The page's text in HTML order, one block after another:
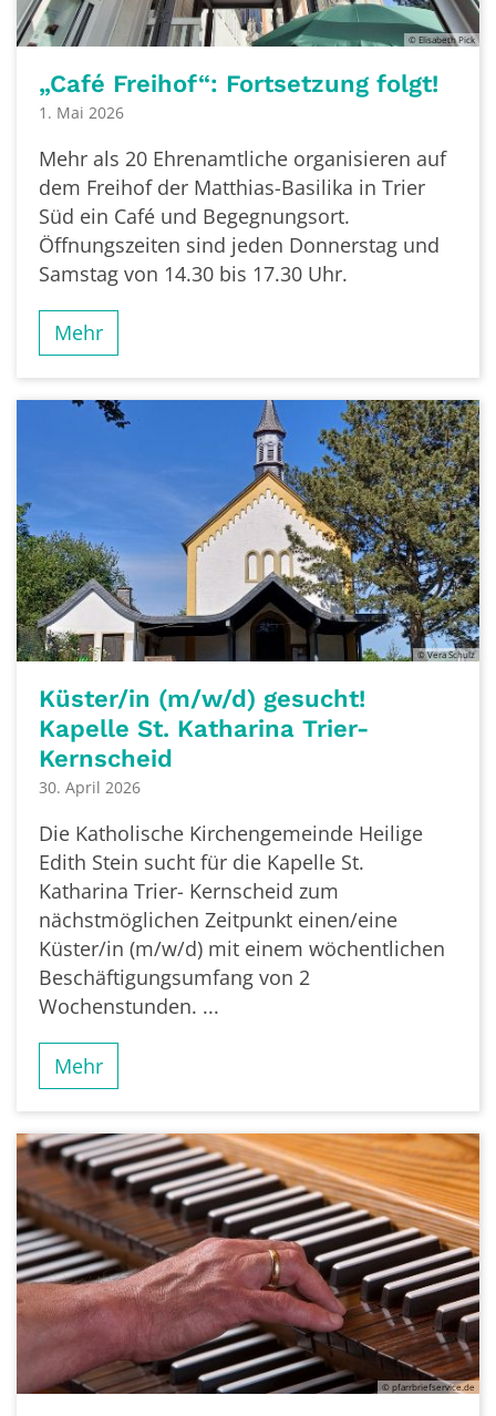
© Elisabeth Pick
„Café Freihof“: Fortsetzung folgt!
1. Mai 2026
Mehr als 20 Ehrenamtliche organisieren auf
dem Freihof der Matthias-Basilika in Trier
Süd ein Café und Begegnungsort.
Öffnungszeiten sind jeden Donnerstag und
Samstag von 14.30 bis 17.30 Uhr.
Mehr
© Vera Schulz
Küster/in (m/w/d) gesucht!
Kapelle St. Katharina Trier-
Kernscheid
30. April 2026
Die Katholische Kirchengemeinde Heilige
Edith Stein sucht für die Kapelle St.
Katharina Trier- Kernscheid zum
nächstmöglichen Zeitpunkt einen/eine
Küster/in (m/w/d) mit einem wöchentlichen
Beschäftigungsumfang von 2
Wochenstunden. ...
Mehr
© pfarrbriefservice.de